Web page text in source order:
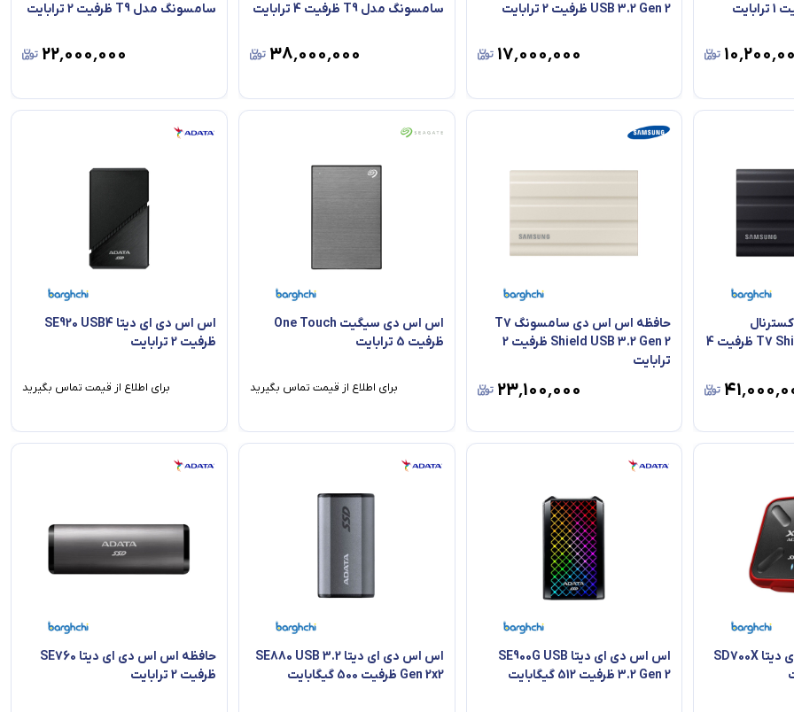
USB 3.2 Gen 2 ظرفیت 2 ترابایت
۱۷٬۰۰۰٬۰۰۰
سامسونگ مدل T9 ظرفیت 4 ترابایت
۳۸٬۰۰۰٬۰۰۰
سامسونگ مدل T9 ظرفیت 2 ترابایت
۲۲٬۰۰۰٬۰۰۰
سامسونگ مدل T7 Shield ظرفیت 4
حافظه اس اس دی سامسونگ T7
Shield USB 3.2 Gen 2 ظرفیت 2
ترابایت
۲۳٬۱۰۰٬۰۰۰
اس اس دی سیگیت One Touch
ظرفیت 5 ترابایت
برای اطلاع از قیمت تماس بگیرید
اس اس دی ای دیتا SE920 USB4
ظرفیت 2 ترابایت
برای اطلاع از قیمت تماس بگیرید
حافظه اس اس دی ای دیتا SD700X
اس اس دی ای دیتا SE900G USB
3.2 Gen 2 ظرفیت 512 گیگابایت
اس اس دی ای دیتا SE880 USB 3.2
Gen 2x2 ظرفیت 500 گیگابایت
حافظه اس اس دی ای دیتا SE760
ظرفیت 2 ترابایت